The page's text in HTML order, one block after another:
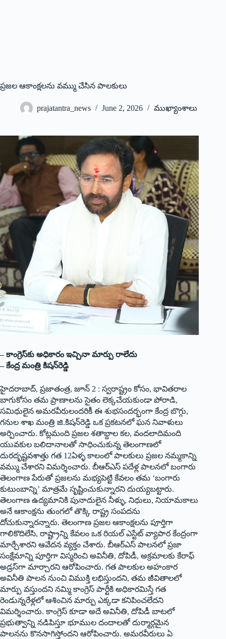
ప్రజల ఆకాంక్షలను వమ్ము చేసిన పాలకులు
prajatantra_news June 2, 2026 ముఖ్యాంశాలు
– కాంగ్రెస్‌కు అధికారం ఇచ్చినా మార్పు రాలేదు
– కేంద్ర మంత్రి కిషన్‌రెడ్డి
హైదరాబాద్, ప్రజాతంత్ర, జూన్ 2 : స్వరాష్ట్రం కోసం, భావితరాల
బాగుకోసం తమ ప్రాణాలను సైతం లెక్కచేయకుండా పోరాడి,
సమిధులైన అమరవీరులందరికీ ఈ శుభసందర్భంగా కేంద్ర బొగ్గు,
గనుల శాఖ మంత్రి జి.కిషన్‌రెడ్డి ఒక ప్రకటనలో ఘన నివాళులు
అర్పించారు. కోట్లమంది ప్రజల శతాబ్దాల కల, వందలాదిమంది
యువకుల బలిదానాలతో సాధించుకున్న తెలంగాణలో
దురదృష్టవశాత్తు గత 12ఏళ్ళ కాలంలో పాలకులు ప్రజల నమ్మకాన్ని
వమ్ము చేశారని విమర్శించారు. బీఆర్ఎస్ పదేళ్ల పాలనలో బంగారు
తెలంగాణ పేరుతో ప్రజలను మభ్యపెట్టి కేవలం తమ ‘బంగారు
కుటుంబాన్ని’ మాత్రమే సృష్టించుకున్నారని దుయ్యబట్టారు.
తెలంగాణ ఉద్యమానికి పునాదులైన నీళ్ళు, నిధులు, నియామకాలు
అనే ఆకాంక్షను తుంగలో తొక్కి రాష్ట్ర సంపదను
దోచుకున్నారన్నారు. తెలంగాణ ప్రజల ఆకాంక్షలను పూర్తిగా
గాలికొదిలేసి, రాష్ట్రాన్ని కేవలం ఒక రియల్ ఎస్టేట్ వ్యాపార కేంద్రంగా
మార్చేశారని ఆవేదన వ్యక్తం చేశారు. బీఆర్ఎస్ పాలనలో ప్రజా
సంక్షేమాన్ని పూర్తిగా విస్మరించి అవినీతి, దోపిడీ, అక్రమాలకు కేరాఫ్
అడ్రస్‌గా మార్చారని ఆరోపించారు. గత పాలకుల అహంకార
అవినీతి పాలన నుంచి విముక్తి లభిస్తుందని, తమ జీవితాలలో
మార్పు వస్తుందని నమ్మి కాంగ్రెస్ పార్టీకి అధికారమిస్తే గత
రెండున్నరేళ్లలో ఆశించిన మార్పు ఎక్కడా కనిపించలేదని
విమర్శించారు. కాంగ్రెస్ కూడా అదే అవినీతి, దోపిడీ బాటలో
ప్రభుత్వాన్ని నడిపిస్తూ భూముల దందాలతో దుర్మార్గమైన
పాలనను కొనసాగిస్తోందని ఆరోపించారు. అమరవీరులు ఏ